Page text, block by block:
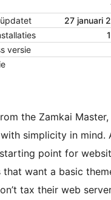
27 januari
versie
the Zamkai Master,
simplicity in mind.
point for
that want a basic
tax their web